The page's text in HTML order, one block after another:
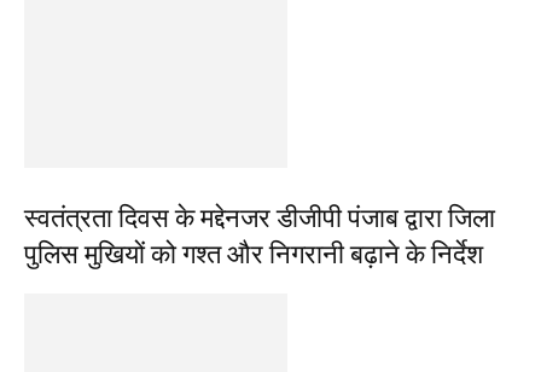
स्वतंत्रता दिवस के मद्देनजर डीजीपी पंजाब द्वारा जिला
पुलिस मुखियों को गश्त और निगरानी बढ़ाने के निर्देश